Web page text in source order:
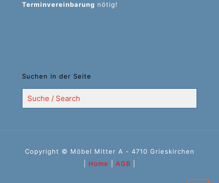
Terminvereinbarung nötig!
Suchen in der Seite
Copyright © Möbel Mitter A - 4710 Grieskirchen
Home AGB